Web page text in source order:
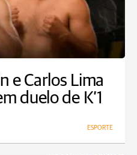
e Carlos Lima
duelo de K’1
ESPORTE